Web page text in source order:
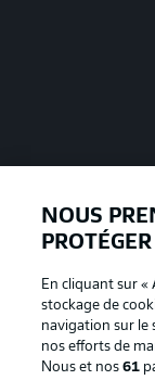
NOUS
En cliquant sur «
stockage de
navigation sur le
nos efforts de
Nous et nos61